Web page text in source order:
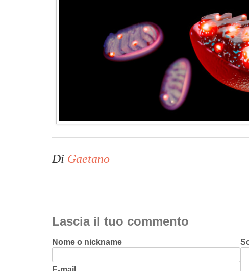
Di Gaetano
Lascia il tuo commento
Nome o nickname